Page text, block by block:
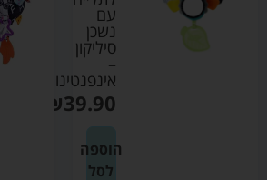
עם
נשכן
סיליקון
–
אינפנטינו
₪39.90
הוספה
לסל